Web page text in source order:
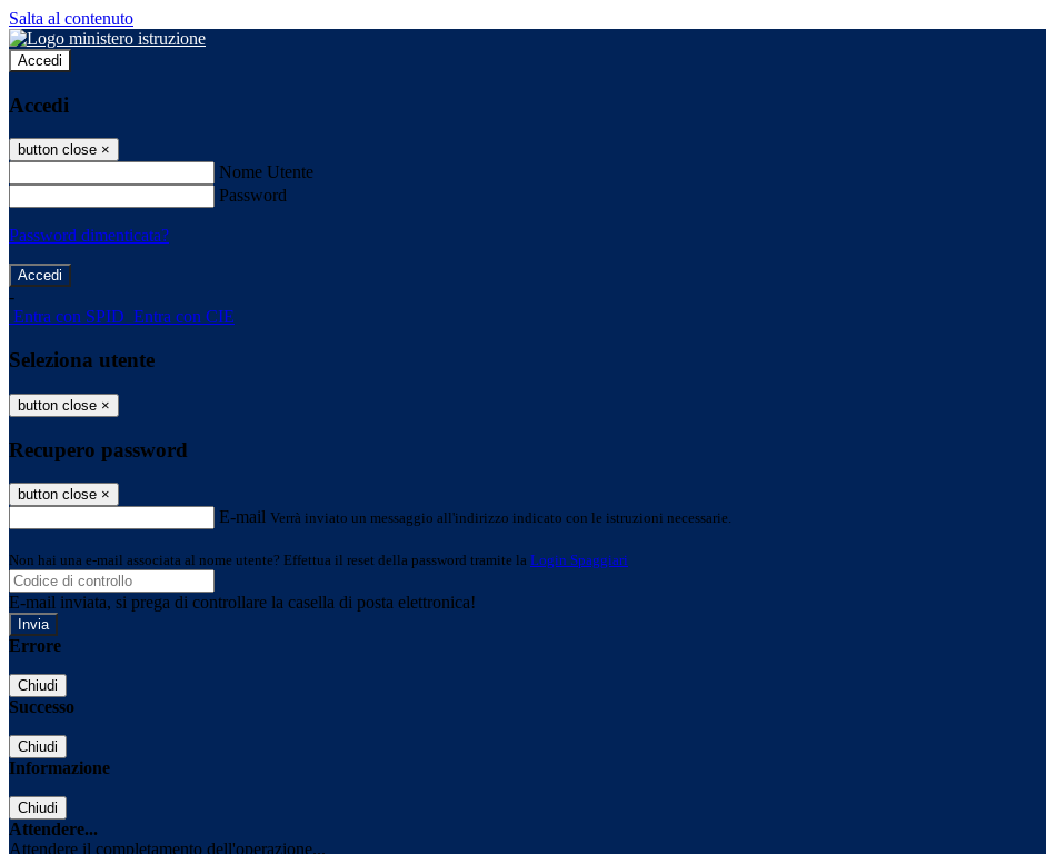
Salta al contenuto
Accedi
Accedi
button close ×
Nome Utente
Password
Password dimenticata?
-
Entra con SPID Entra con CIE
Seleziona utente
button close ×
Recupero password
button close ×
E-mail Verrà inviato un messaggio all'indirizzo indicato con le istruzioni necessarie.
Non hai una e-mail associata al nome utente? Effettua il reset della password tramite la Login Spaggiari
E-mail inviata, si prega di controllare la casella di posta elettronica!
Errore
Chiudi
Successo
Chiudi
Informazione
Chiudi
Attendere...
Attendere il completamento dell'operazione...